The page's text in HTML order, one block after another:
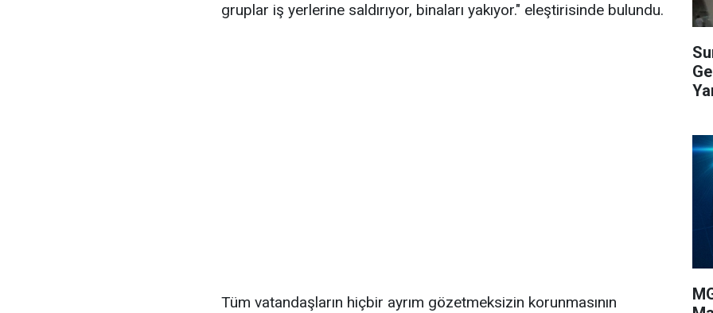
gruplar iş yerlerine saldırıyor, binaları yakıyor." eleştirisinde bulundu.
Tüm vatandaşların hiçbir ayrım gözetmeksizin korunmasının